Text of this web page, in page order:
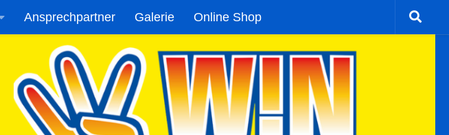
Ansprechpartner Galerie Online Shop